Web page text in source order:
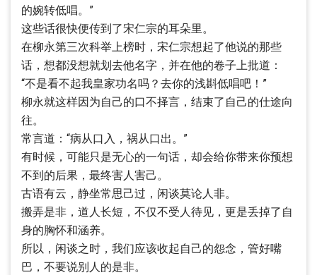
的婉转低唱。”
这些话很快便传到了宋仁宗的耳朵里。
在柳永第三次科举上榜时，宋仁宗想起了他说的那些
话，想都没想就划去他名字，并在他的卷子上批道：
“不是看不起我皇家功名吗？去你的浅斟低唱吧！”
柳永就这样因为自己的口不择言，结束了自己的仕途向
往。
常言道：“病从口入，祸从口出。”
有时候，可能只是无心的一句话，却会给你带来你预想
不到的后果，最终害人害己。
古语有云，静坐常思己过，闲谈莫论人非。
搬弄是非，道人长短，不仅不受人待见，更是丢掉了自
身的胸怀和涵养。
所以，闲谈之时，我们应该收起自己的怨念，管好嘴
巴，不要说别人的是非。